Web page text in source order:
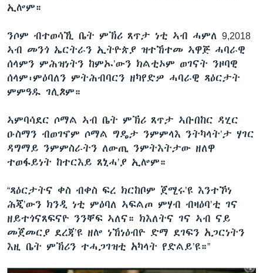
ኢሎም።
ንሶም ብተወሳኺ ቤት ምኽሪ ጸጥታ ነቲ ኣብ ሓምለ 9,2018
ኣብ መንጎ ኤርትራን ኢትዮጵያ ዝተኸተመ ኣዋጅ ሓባራዊ
ሰላምን ምሕዝነትን ከምኡ’ውን ክልቲኦም ወገናት ንዞባዊ
ሰላም፡ምዕባለን ምትሕብባርን ዘካየድዎ ሓባራዊ ጻዕርታት
ምምዓዱ ገሊጾም።
ኣምባሳደር ሶማል ኣብ ቤት ምኽሪ ጸጥታ ኣቡበከር ዳሂር
ዑስማን ብወገኖም ሶማል ግዴታ ንምምላእ ንትካላት’ታ ሃገር
ዳግማይ ንምምስራትን ለውጢ ንምትእትታው ዘለዋ
ተወፋይነት ከተርእይ ጸኒሓ’ያ ኢሎም።
“ጻዕርታትና ቀስ ብቀስ ፍረ ክርከቦም ጀሚሩ’ዩ እንተኾነ
ሕጂ’ውን ክንዲ ነቲ ምዕባለ ኣፍልጦ ምሃብ ብዛዕባ’ቲ ገና
ዘይተጎናጸፍናዮ ንንቐፍ ኣለና። ክእለትና ገና ኣብ ናይ
መጀመርያ ደረጃ’ዩ ዘሎ ነኸነዕብዮ ድማ ደገፍን አጋርነትን
እዚ ቤት ምኽሪን ተሓጋገዝቲ አካላት የድልይ’ዩ።”